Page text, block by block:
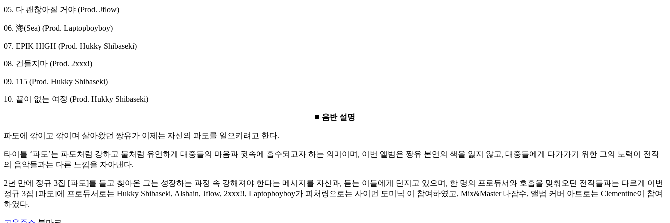
05. 다 괜찮아질 거야 (Prod. Jflow)
06. 海(Sea) (Prod. Laptopboyboy)
07. EPIK HIGH (Prod. Hukky Shibaseki)
08. 건들지마 (Prod. 2xxx!)
09. 115 (Prod. Hukky Shibaseki)
10. 끝이 없는 여정 (Prod. Hukky Shibaseki)
■ 음반 설명
파도에 깎이고 깎이며 살아왔던 짱유가 이제는 자신의 파도를 일으키려고 한다.
타이틀 ‘파도’는 파도처럼 강하고 물처럼 유연하게 대중들의 마음과 귓속에 흡수되고자 하는 의미이며, 이번 앨범은 짱유 본연의 색을 잃지 않고, 대중들에게 다가가기 위한 그의 노력이 전작
의 음악들과는 다른 느낌을 자아낸다.
2년 만에 정규 3집 [파도]를 들고 찾아온 그는 성장하는 과정 속 강해져야 한다는 메시지를 자신과, 듣는 이들에게 던지고 있으며, 한 명의 프로듀서와 호흡을 맞춰오던 전작들과는 다르게 이번
정규 3집 [파도]에 프로듀서로는 Hukky Shibaseki, Alshain, Jflow, 2xxx!!, Laptopboyboy가 피처링으로는 사이먼 도미닉 이 참여하였고, Mix&Master 나잠수, 앨범 커버 아트로는 Clementine이 참여
하였다.